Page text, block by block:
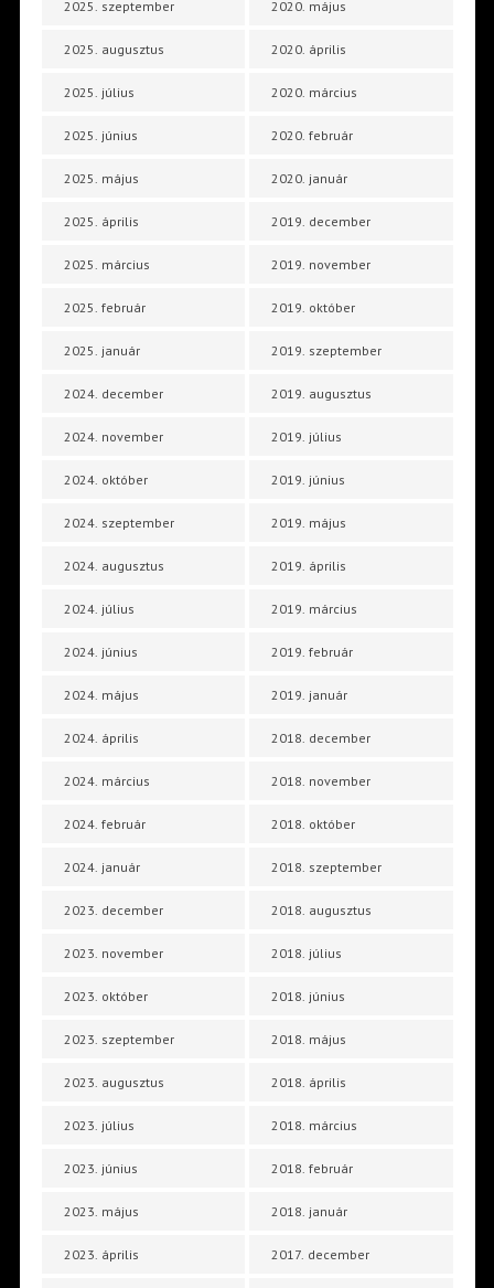
2025. szeptember
2025. augusztus
2025. július
2025. június
2025. május
2025. április
2025. március
2025. február
2025. január
2024. december
2024. november
2024. október
2024. szeptember
2024. augusztus
2024. július
2024. június
2024. május
2024. április
2024. március
2024. február
2024. január
2023. december
2023. november
2023. október
2023. szeptember
2023. augusztus
2023. július
2023. június
2023. május
2023. április
2020. május
2020. április
2020. március
2020. február
2020. január
2019. december
2019. november
2019. október
2019. szeptember
2019. augusztus
2019. július
2019. június
2019. május
2019. április
2019. március
2019. február
2019. január
2018. december
2018. november
2018. október
2018. szeptember
2018. augusztus
2018. július
2018. június
2018. május
2018. április
2018. március
2018. február
2018. január
2017. december